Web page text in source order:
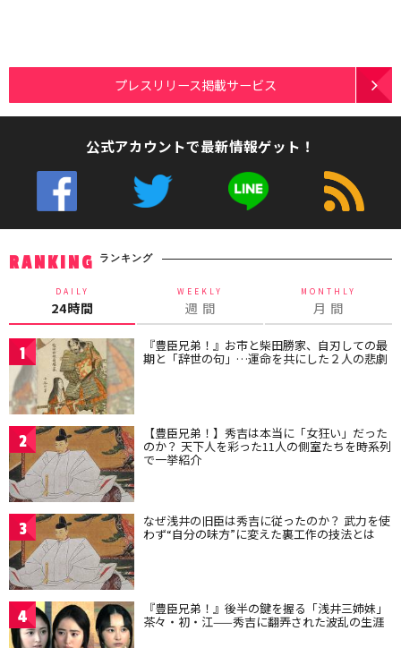
プレスリリース掲載サービス
公式アカウントで最新情報ゲット！
RANKING ランキング
DAILY
24時間
WEEKLY
週 間
MONTHLY
月 間
1 『豊臣兄弟！』お市と柴田勝家、自刃しての最
期と「辞世の句」…運命を共にした２人の悲劇
2 【豊臣兄弟！】秀吉は本当に「女狂い」だった
のか？ 天下人を彩った11人の側室たちを時系列
で一挙紹介
3 なぜ浅井の旧臣は秀吉に従ったのか？ 武力を使
わず“自分の味方”に変えた裏工作の技法とは
4 『豊臣兄弟！』後半の鍵を握る「浅井三姉妹」
茶々・初・江——秀吉に翻弄された波乱の生涯